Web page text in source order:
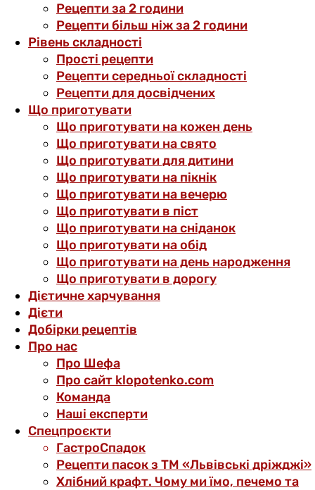
Рецепти за 2 години
Рецепти більш ніж за 2 години
Рівень складності
Прості рецепти
Рецепти середньої складності
Рецепти для досвідчених
Що приготувати
Що приготувати на кожен день
Що приготувати на свято
Що приготувати для дитини
Що приготувати на пікнік
Що приготувати на вечерю
Що приготувати в піст
Що приготувати на сніданок
Що приготувати на обід
Що приготувати на день народження
Що приготувати в дорогу
Дієтичне харчування
Дієти
Добірки рецептів
Про нас
Про Шефа
Про сайт klopotenko.com
Команда
Наші експерти
Спецпроєкти
ГастроСпадок
Рецепти пасок з ТМ «Львівські дріжджі»
Хлібний крафт. Чому ми їмо, печемо та